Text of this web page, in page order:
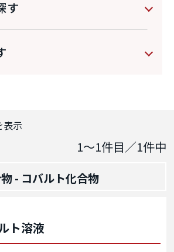
す
表示
1～1件目／1件中
- コバルト化合物
ト溶液